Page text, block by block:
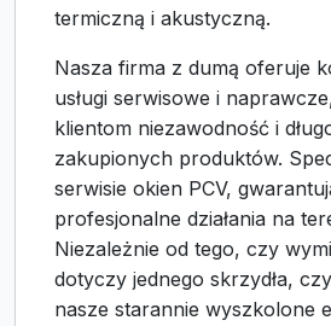
termiczną i akustyczną.
Nasza firma z dumą oferuje
usługi serwisowe i
klientom niezawodność i
zakupionych produktów.
serwisie okien PCV,
profesjonalne działania na
Niezależnie od tego, czy
dotyczy jednego skrzydła,
nasze starannie wyszkolone